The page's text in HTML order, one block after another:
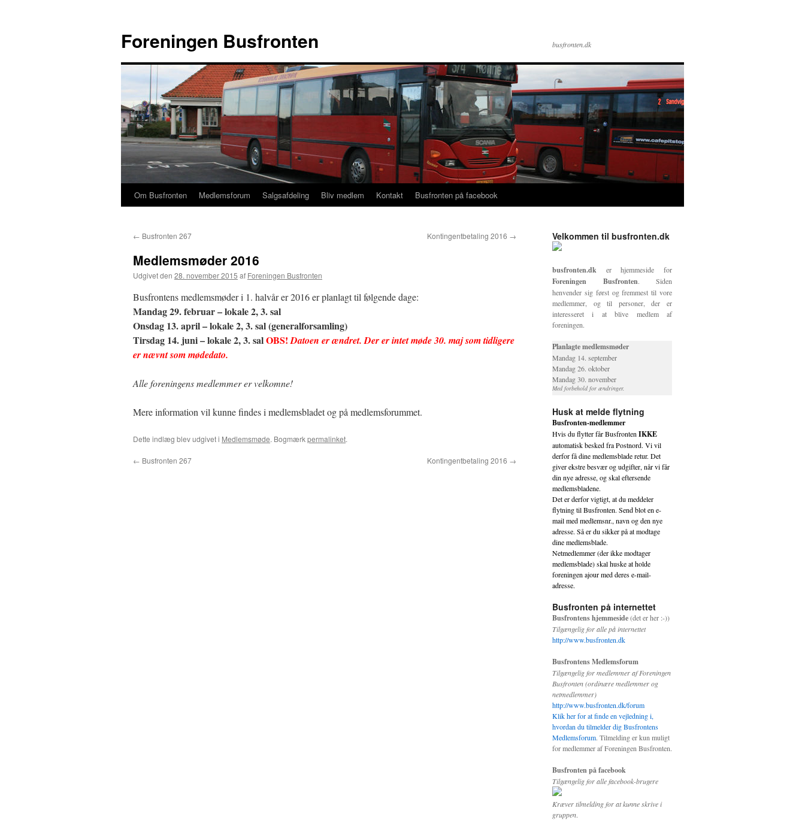
indhold
Foreningen Busfronten busfronten.dk
Om Busfronten Medlemsforum Salgsafdeling Bliv medlem Kontakt Busfronten på facebook
← Busfronten 267 Kontingentbetaling 2016 →
Medlemsmøder 2016
Udgivet den 28. november 2015 af Foreningen Busfronten
Busfrontens medlemsmøder i 1. halvår er 2016 er planlagt til følgende dage:
Mandag 29. februar – lokale 2, 3. sal
Onsdag 13. april – lokale 2, 3. sal (generalforsamling)
Tirsdag 14. juni – lokale 2, 3. salOBS!Datoen er ændret. Der er intet møde 30. majsom tidligere
er nævnt som mødedato.
Alle foreningens medlemmer er velkomne!
Mere information vil kunne findes i medlemsbladet og på medlemsforummet.
Dette indlæg blev udgivet i Medlemsmøde. Bogmærkpermalinket.
← Busfronten 267 Kontingentbetaling 2016 →
Velkommen til busfronten.dk
busfronten.dk er hjemmeside for
Foreningen Busfronten. Siden
henvender sig først og fremmest til vore
medlemmer, og til personer, der er
interesseret i at blive medlem af
foreningen.
Planlagte medlemsmøder
Mandag 14. september
Mandag 26. oktober
Mandag 30. november
Med forbehold for ændringer.
Husk at melde flytning
Busfronten-medlemmer
Hvis du flytter får Busfronten IKKE
automatisk besked fra Postnord. Vi vil
derfor få dine medlemsblade retur. Det
giver ekstre besvær og udgifter, når vi får
din nye adresse, og skal eftersende
medlemsbladene.
Det er derfor vigtigt, at du meddeler
flytning til Busfronten. Send blot en e-
mail med medlemsnr., navn og den nye
adresse. Så er du sikker på at modtage
dine medlemsblade.
Netmedlemmer (der ikke modtager
medlemsblade) skal huske at holde
foreningen ajour med deres e-mail-
adresse.
Busfronten på internettet
Busfrontens hjemmeside(det er her :-))
Tilgængelig for alle på internettet
http://www.busfronten.dk
Busfrontens Medlemsforum
Tilgængelig for medlemmer af Foreningen
Busfronten (ordinære medlemmer og
netmedlemmer)
http://www.busfronten.dk/forum
Klik her for at finde en vejledning i,
hvordan du tilmelder dig Busfrontens
Medlemsforum. Tilmelding er kun muligt
for medlemmer af Foreningen Busfronten.
Busfronten på facebook
Tilgængelig for alle facebook-brugere
Kræver tilmelding for at kunne skrive i
gruppen.